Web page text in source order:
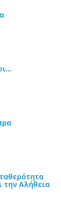
την Αλήθεια